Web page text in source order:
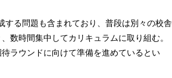
る問題も含まれており、普段は別々の校舎
数時間集中してカリキュラムに取り組む。
ラウンドに向けて準備を進めているとい